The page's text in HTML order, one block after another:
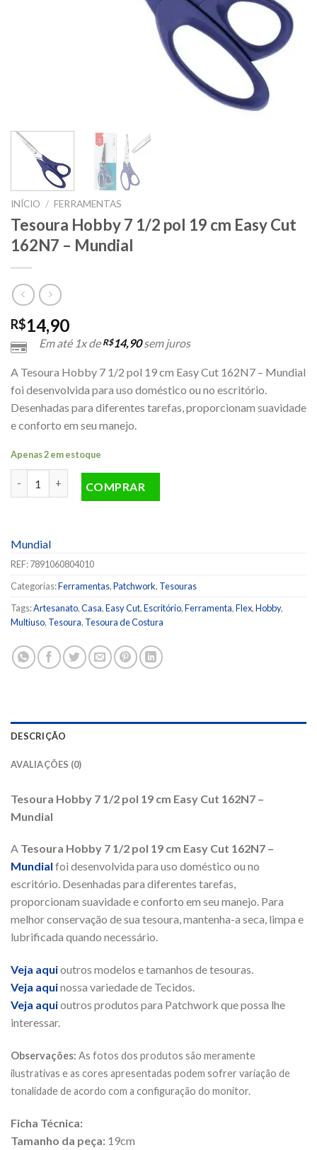
INÍCIO / FERRAMENTAS
Tesoura Hobby 7 1/2 pol 19 cm Easy Cut
162N7 – Mundial
R$14,90
Em até 1x de R$14,90sem juros
A Tesoura Hobby 7 1/2 pol 19 cm Easy Cut 162N7 – Mundial
foi desenvolvida para uso doméstico ou no escritório.
Desenhadas para diferentes tarefas, proporcionam suavidade
e conforto em seu manejo.
Apenas 2 em estoque
COMPRAR
Mundial
REF:7891060804010
Categorias:Ferramentas,Patchwork, Tesouras
Tags:Artesanato,Casa,Easy Cut,Escritório,Ferramenta,Flex,Hobby,
Multiuso, Tesoura, Tesoura de Costura
DESCRIÇÃO
AVALIAÇÕES (0)
Tesoura Hobby 7 1/2 pol 19 cm Easy Cut 162N7 –
Mundial
A Tesoura Hobby 7 1/2 pol 19 cm Easy Cut 162N7 –
Mundial foi desenvolvida para uso doméstico ou no
escritório. Desenhadas para diferentes tarefas,
proporcionam suavidade e conforto em seu manejo. Para
melhor conservação de sua tesoura, mantenha-a seca, limpa e
lubrificada quando necessário.
Veja aquioutros modelos e tamanhos de tesouras.
Veja aquinossa variedade de Tecidos.
Veja aquioutros produtos para Patchwork que possa lhe
interessar.
Observações: As fotos dos produtos são meramente
ilustrativas e as cores apresentadas podem sofrer variação de
tonalidade de acordo com a configuração do monitor.
Ficha Técnica:
Tamanho da peça: 19cm